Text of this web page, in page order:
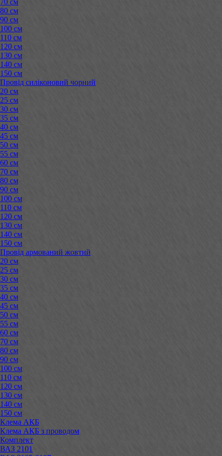
80 см
90 см
100 см
110 см
120 см
130 см
140 см
150 см
Провід силіконовий чорний
20 см
25 см
30 см
35 см
40 см
45 см
50 см
55 см
60 см
70 см
80 см
90 см
100 см
110 см
120 см
130 см
140 см
150 см
Провід армований жовтий
20 см
25 см
30 см
35 см
40 см
45 см
50 см
55 см
60 см
70 см
80 см
90 см
100 см
110 см
120 см
130 см
140 см
150 см
Клема АКБ
Клема АКБ з проводом
Комплект
ВАЗ 2101